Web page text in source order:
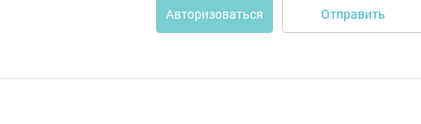
Авторизоваться Отправить